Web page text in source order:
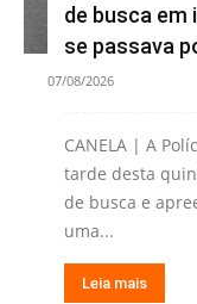
de busca em
se passava
07/08/2026
CANELA | A
tarde desta
de busca e
uma...
Leia mais